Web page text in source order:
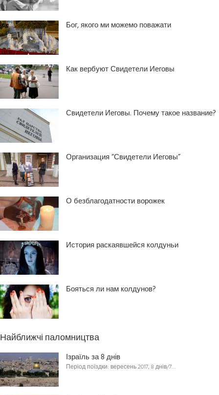
Бог, якого ми можемо поважати
Как вербуют Свидетели Иеговы
Свидетели Иеговы. Почему такое название?
Организация “Свидетели Иеговы”
О безблагодатности ворожек
История раскаявшейся колдуньи
Бояться ли нам колдунов?
Найближчі паломництва
Ізраїль за 8 днів
Період поїздки: вересень 2017, 8 днів/7…